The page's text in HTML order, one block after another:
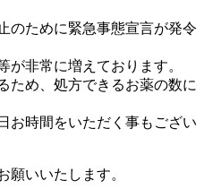
のために緊急事態宣言が発令
が非常に増えております。
ため、処方できるお薬の数に
お時間をいただく事もござい
願いいたします。